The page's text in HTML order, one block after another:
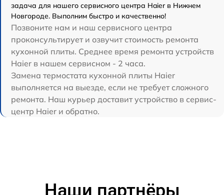
задача для нашего сервисного центра Haier в Нижнем
Новгороде. Выполним быстро и качественно!
Позвоните нам и наш сервисного центра
проконсультирует и озвучит стоимость ремонта
кухонной плиты. Среднее время ремонта устройств
Haier в нашем сервисном - 2 часа.
Замена термостата кухонной плиты Haier
выполняется на выезде, если не требует сложного
ремонта. Наш курьер доставит устройство в сервис-
центр Haier и обратно.
Наши партнёры